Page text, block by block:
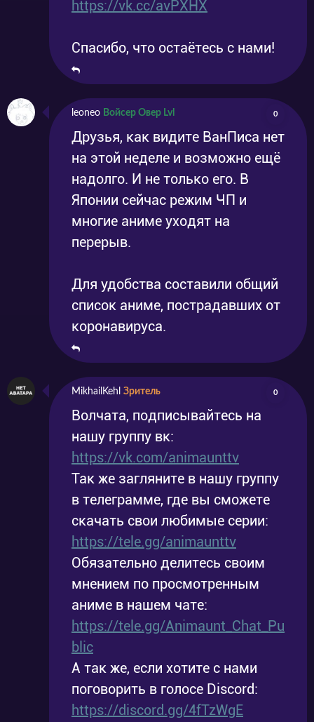
https://vk.cc/avPXHX
Спасибо, что остаётесь с нами!
leoneo Войсер Овер Lvl 0
Друзья, как видите ВанПиса нет
на этой неделе и возможно ещё
надолго. И не только его. В
Японии сейчас режим ЧП и
многие аниме уходят на
перерыв.
Для удобства составили общий
список аниме, пострадавших от
коронавируса.
MikhailKehl Зритель 0
Волчата, подписывайтесь на
нашу группу вк:
https://vk.com/animaunttv
Так же загляните в нашу группу
в телеграмме, где вы сможете
скачать свои любимые серии:
https://tele.gg/animaunttv
Обязательно делитесь своим
мнением по просмотренным
аниме в нашем чате:
https://tele.gg/Animaunt_Chat_Pu
blic
А так же, если хотите с нами
поговорить в голосе Discord:
https://discord.gg/4fTzWgE